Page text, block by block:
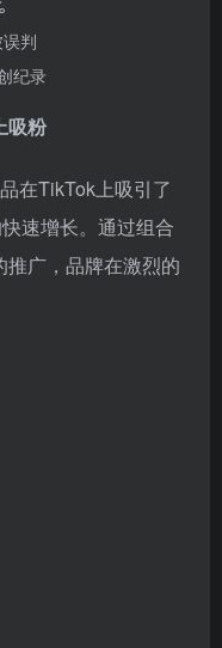
判
纪录
吸粉
在TikTok上吸引了
速增长。通过组合
广，品牌在激烈的